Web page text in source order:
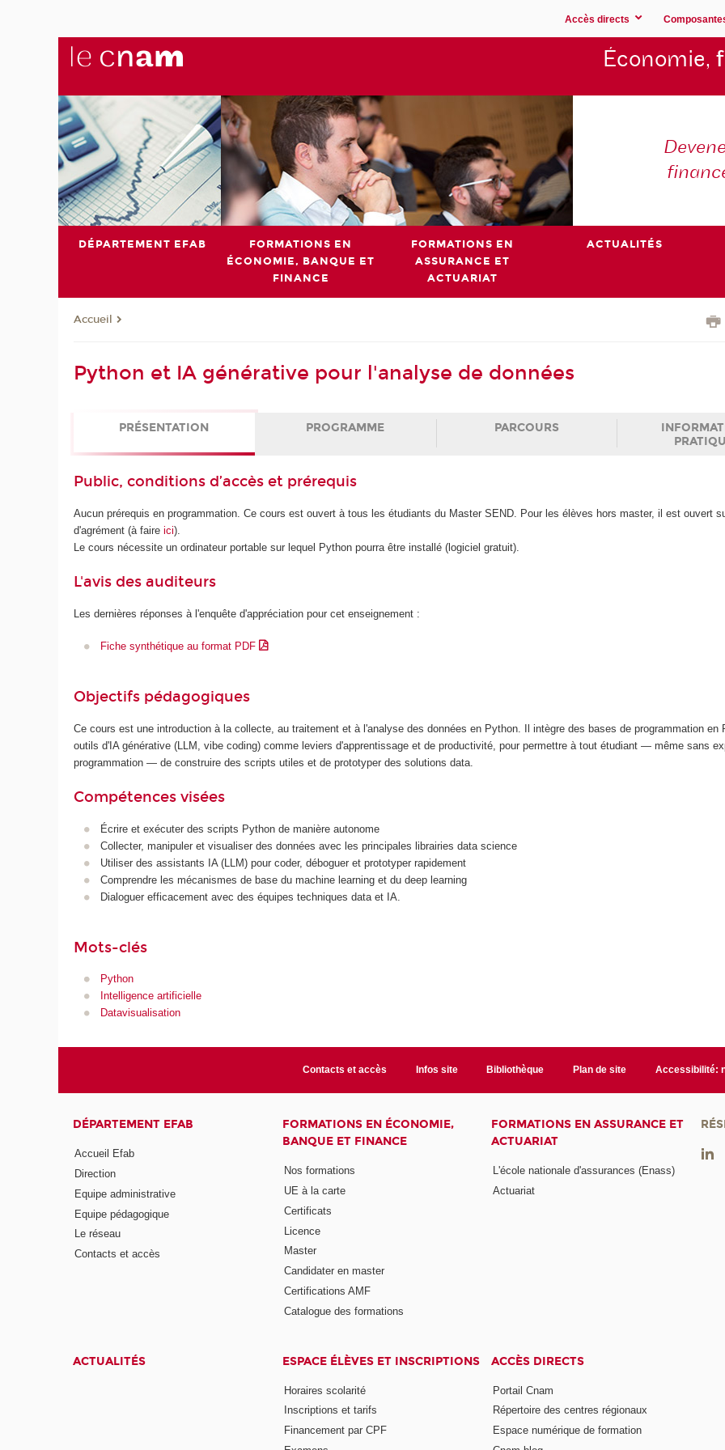
Accès directs
Économie,
DÉPARTEMENT EFAB
FORMATIONS EN
ÉCONOMIE, BANQUE ET
FINANCE
FORMATIONS EN
ASSURANCE ET
ACTUARIAT
ACTUALITÉS
Accueil
Python et IA générative pour l'analyse de données
PRÉSENTATION PROGRAMME PARCOURS
Public, conditions d’accès et prérequis
Aucun prérequis en programmation. Ce cours est ouvert à tous les étudiants du Master SEND. Pour les élèves hors master, il est ouvert
d'agrément (à faireici).
Le cours nécessite un ordinateur portable sur lequel Python pourra être installé (logiciel gratuit).
L'avis des auditeurs
Les dernières réponses à l'enquête d'appréciation pour cet enseignement :
Fiche synthétique au format PDF
Objectifs pédagogiques
Ce cours est une introduction à la collecte, au traitement et à l'analyse des données en Python. Il intègre des bases de programmation en
outils d'IA générative (LLM, vibe coding) comme leviers d'apprentissage et de productivité, pour permettre à tout étudiant — même sans
programmation — de construire des scripts utiles et de prototyper des solutions data.
Compétences visées
Écrire et exécuter des scripts Python de manière autonome
Collecter, manipuler et visualiser des données avec les principales librairies data science
Utiliser des assistants IA (LLM) pour coder, déboguer et prototyper rapidement
Comprendre les mécanismes de base du machine learning et du deep learning
Dialoguer efficacement avec des équipes techniques data et IA.
Mots-clés
Python
Intelligence artificielle
Datavisualisation
Contacts et accès Infos site Bibliothèque Plan de site Accessibilité:
DÉPARTEMENT EFAB
Accueil Efab
Direction
Equipe administrative
Equipe pédagogique
Le réseau
Contacts et accès
FORMATIONS EN ÉCONOMIE,
BANQUE ET FINANCE
Nos formations
UE à la carte
Certificats
Licence
Master
Candidater en master
Certifications AMF
Catalogue des formations
FORMATIONS EN ASSURANCE ET
ACTUARIAT
L'école nationale d'assurances (Enass)
Actuariat
ACTUALITÉS ESPACE ÉLÈVES ET INSCRIPTIONS
Horaires scolarité
Inscriptions et tarifs
Financement par CPF
ACCÈS DIRECTS
Portail Cnam
Répertoire des centres régionaux
Espace numérique de formation